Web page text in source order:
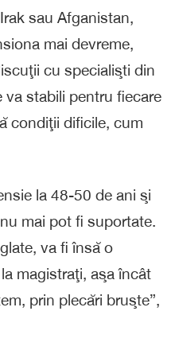
sau Afganistan,
mai devreme,
cu specialişti din
stabili pentru fiecare
condiţii dificile, cum
la 48-50 de ani şi
mai pot fi suportate.
va fi însă o
magistraţi, aşa încât
prin plecări bruşte”,